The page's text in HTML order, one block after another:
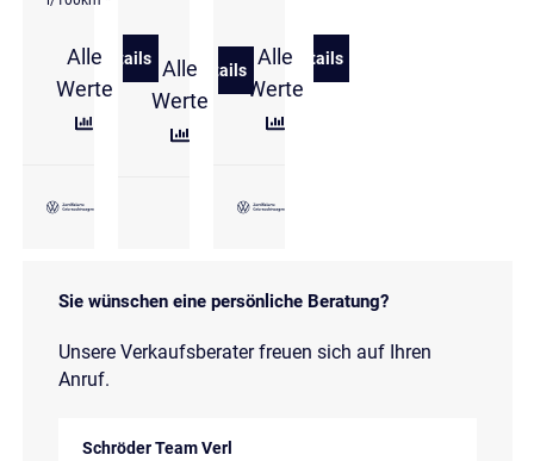
Alle
Werte
Details
zu Volkswagen T-Roc Cabriolet Style 1.5 l TSI DSG
Alle
Werte
Details
zu Volkswagen T-Roc 1.5 l eTSI DSG R-
Alle
Werte
Details
zu Volkswagen T-Roc 1.5 l
Sie wünschen eine persönliche Beratung?
Unsere Verkaufsberater freuen sich auf Ihren
Anruf.
Schröder Team Verl